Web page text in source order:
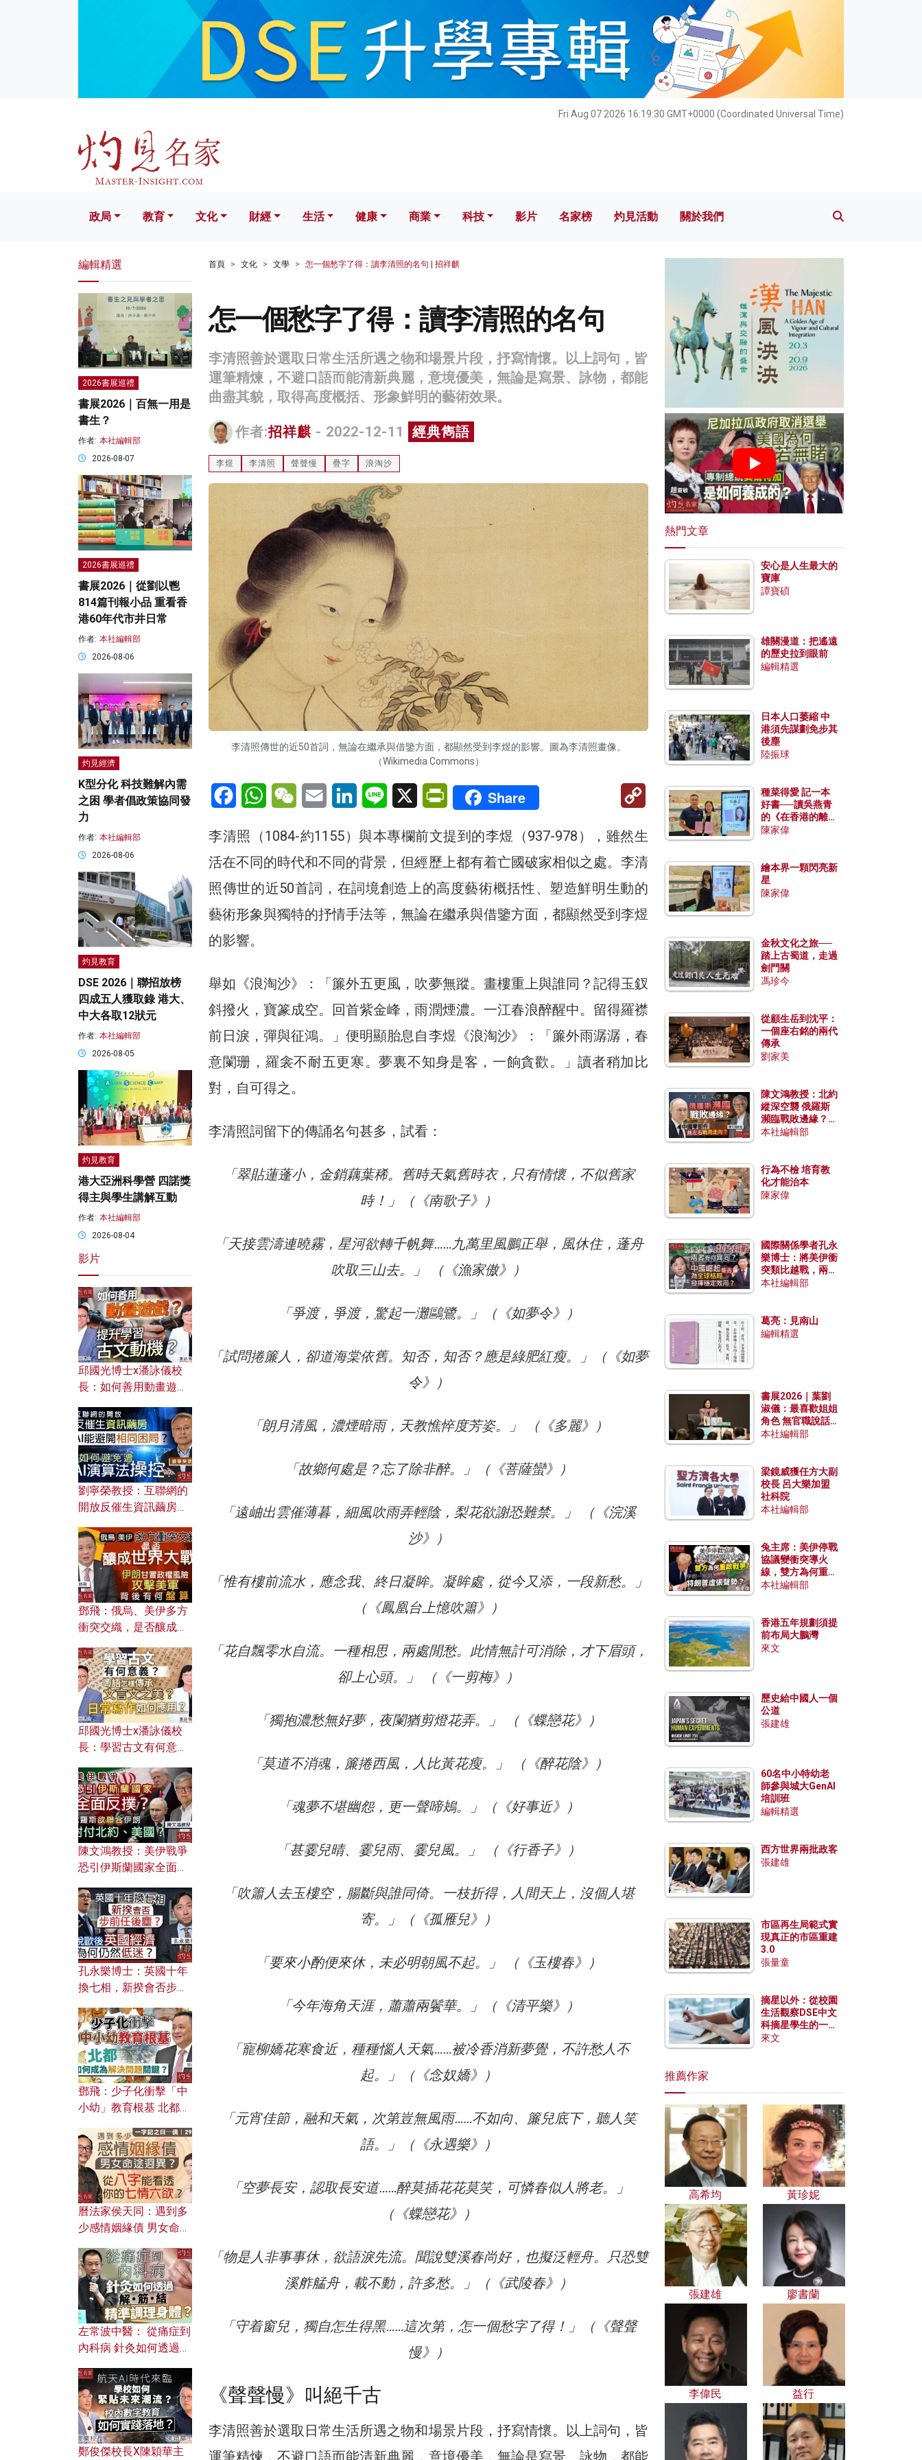
Fri Aug 07 2026 16:19:31 GMT+0000 (Coordinated Universal Time)
文化 財經 生活 健康 科技 影片 名家榜 灼見活動 關於我們
政局 教育 文化 財經 生活 健康 商業 科技 影片 名家榜 灼見活動 關於我們
首頁 文化 文學 怎一個愁字了得：讀李清照的名句 | 招祥麒
怎一個愁字了得：讀李清照的名句
李清照善於選取日常生活所遇之物和場景片段，抒寫情懷。以上詞句，皆
運筆精煉，不避口語而能清新典麗，意境優美，無論是寫景、詠物，都能
曲盡其貌，取得高度概括、形象鮮明的藝術效果。
作者:招祥麒 - 2022-12-11 經典雋語
李煜 李清照 聲聲慢 疊字 浪淘沙
李清照傳世的近50首詞，無論在繼承與借鑒方面，都顯然受到李煜的影響。圖為李清照畫像。
（Wikimedia Commons）
FacebookWhatsAppWeChatEmail LinkedInLine X PrintFriendly
Share
Copy
李清照（1084-約1155）與本專欄前文提到的李煜（937-978），雖然生
活在不同的時代和不同的背景，但經歷上都有着亡國破家相似之處。李清
照傳世的近50首詞，在詞境創造上的高度藝術概括性、塑造鮮明生動的
藝術形象與獨特的抒情手法等，無論在繼承與借鑒方面，都顯然受到李煜
的影響。
舉如《浪淘沙》：「簾外五更風，吹夢無蹤。畫樓重上與誰同？記得玉釵
斜撥火，寶篆成空。回首紫金峰，雨潤煙濃。一江春浪醉醒中。留得羅襟
前日淚，彈與征鴻。」便明顯胎息自李煜《浪淘沙》：「簾外雨潺潺，春
意闌珊，羅衾不耐五更寒。夢裏不知身是客，一餉貪歡。」讀者稍加比
對，自可得之。
李清照詞留下的傳誦名句甚多，試看：
「翠貼蓮蓬小，金銷藕葉稀。舊時天氣舊時衣，只有情懷，不似舊家
時！」（《南歌子》）
「天接雲濤連曉霧，星河欲轉千帆舞……九萬里風鵬正舉，風休住，蓬舟
吹取三山去。」 （《漁家傲》）
「爭渡，爭渡，驚起一灘鷗鷺。」（《如夢令》）
「試問捲簾人，卻道海棠依舊。知否，知否？應是綠肥紅瘦。」（《如夢
令》）
「朗月清風，濃煙暗雨，天教憔悴度芳姿。」 （《多麗》）
「故鄉何處是？忘了除非醉。」（《菩薩蠻》）
「遠岫出雲催薄暮，細風吹雨弄輕陰，梨花欲謝恐難禁。」 （《浣溪
沙》）
「惟有樓前流水，應念我、終日凝眸。凝眸處，從今又添，一段新愁。」
（《鳳凰台上憶吹簫》）
「花自飄零水自流。一種相思，兩處閒愁。此情無計可消除，才下眉頭，
卻上心頭。」 （《一剪梅》）
「獨抱濃愁無好夢，夜闌猶剪燈花弄。」 （《蝶戀花》）
「莫道不消魂，簾捲西風，人比黃花瘦。」 （《醉花陰》）
「魂夢不堪幽怨，更一聲啼鴂。」（《好事近》）
「甚霎兒晴、霎兒雨、霎兒風。」 （《行香子》）
「吹簫人去玉樓空，腸斷與誰同倚。一枝折得，人間天上，沒個人堪
寄。」（《孤雁兒》）
「要來小酌便來休，未必明朝風不起。」 （《玉樓春》）
「今年海角天涯，蕭蕭兩鬢華。」（《清平樂》）
「寵柳嬌花寒食近，種種惱人天氣……被冷香消新夢覺，不許愁人不
起。」（《念奴嬌》）
「元宵佳節，融和天氣，次第豈無風雨……不如向、簾兒底下，聽人笑
語。」（《永遇樂》）
「空夢長安，認取長安道……醉莫插花花莫笑，可憐春似人將老。」
（《蝶戀花》）
「物是人非事事休，欲語淚先流。聞說雙溪春尚好，也擬泛輕舟。只恐雙
溪舴艋舟，載不動，許多愁。」（《武陵春》）
「守着窗兒，獨自怎生得黑……這次第，怎一個愁字了得！」（《聲聲
慢》）
《聲聲慢》叫絕千古
李清照善於選取日常生活所遇之物和場景片段，抒寫情懷。以上詞句，皆
運筆精煉，不避口語而能清新典麗，意境優美，無論是寫景、詠物，都能
編輯精選
2026書展巡禮
書展2026｜百無一用是
書生？
作者: 本社編輯部
2026-08-07
2026書展巡禮
書展2026｜從劉以鬯
814篇刊報小品 重看香
港60年代市井日常
作者: 本社編輯部
2026-08-06
灼見經濟
K型分化 科技難解內需
之困 學者倡政策協同發
力
作者: 本社編輯部
2026-08-06
灼見教育
DSE 2026｜聯招放榜
四成五人獲取錄 港大、
中大各取12狀元
作者: 本社編輯部
2026-08-05
灼見教育
港大亞洲科學營 四諾獎
得主與學生講解互動
作者: 本社編輯部
2026-08-04
影片
邱國光博士x潘詠儀校
長：如何善用動畫遊戲
劉寧榮教授：互聯網的
開放反催生資訊繭房，
何避免遭AI演算法操
控？
鄧飛：俄烏、美伊多方
衝突交織，是否釀成世
風險攻擊美軍，背後有
何盤算？
邱國光博士x潘詠儀校
長：學習古文有何意
文之美？ 日常寫作如何
應用？
陳文鴻教授：美伊戰爭
恐引伊斯蘭國家全面反
對付北約美國？
孔永樂博士：英國十年
換七相，新揆會否步前
濟為何仍然低迷？
鄧飛：少子化衝擊「中
小幼」教育根基 北都如
曆法家侯天同：遇到多
少感情姻緣債 男女命途
的七情六欲？
左常波中醫： 從痛症到
內科病 針灸如何透過解
鄭俊傑校長X陳穎華主
熱門文章
安心是人生最大的
寶庫
譚寶碩
雄關漫道：把遙遠
的歷史拉到眼前
編輯精選
日本人口萎縮 中
港須先謀劃免步其
後塵
陸振球
種菜得愛 記一本
好書──讀吳燕青
的《在香港的離島
種菜》
陳家偉
繪本界一顆閃亮新
星
陳家偉
金秋文化之旅──
踏上古蜀道，走過
劍門關
馮珍今
從顧生岳到沈平：
一個座右銘的兩代
傳承
劉家美
陳文鴻教授：北約
縱深空襲 俄羅斯
瀕臨戰敗邊緣？中
國零部件能左右戰
本社編輯部
行為不檢 培育教
化才能治本
陳家偉
國際關係學者孔永
樂博士：將美伊衝
突類比越戰，兩者
有何異同？中國崛
本社編輯部
葛亮：見南山
編輯精選
書展2026｜葉劉
淑儀：最喜歡姐姐
角色 無官職說話
包袱少
本社編輯部
梁鏡威獲任方大副
校長 呂大樂加盟
社科院
本社編輯部
兔主席：美伊停戰
協議變衝突導火
線，雙方為何重啟
戰爭？伊朗一早洞
本社編輯部
香港五年規劃須提
前布局大鵬灣
來文
歷史給中國人一個
公道
張建雄
60名中小特幼老
師參與城大GenAI
培訓班
編輯精選
西方世界兩批政客
張建雄
市區再生局範式實
現真正的市區重建
3.0
張量童
摘星以外：從校園
生活觀察DSE中文
科摘星學生的一點
特質
來文
推薦作家
高希均 黃珍妮
張建雄 廖書蘭
李偉民 益行